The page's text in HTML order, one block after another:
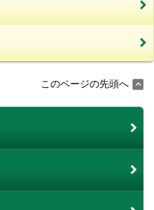
このページの先頭へ